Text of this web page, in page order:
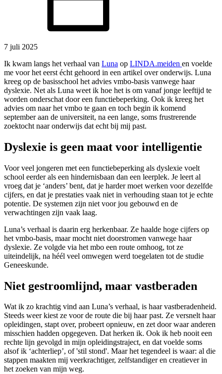
7 juli 2025
Ik kwam langs het verhaal van Luna op LINDA.meiden en voelde
me voor het eerst écht gehoord in een artikel over onderwijs. Luna
kreeg op de basisschool het advies vmbo-basis vanwege haar
dyslexie. Net als Luna weet ik hoe het is om vanaf jonge leeftijd te
worden onderschat door een functiebeperking. Ook ik kreeg het
advies om naar het vmbo te gaan en toch begin ik komend
september aan de universiteit, na een lange, soms frustrerende
zoektocht naar onderwijs dat echt bij mij past.
Dyslexie is geen maat voor intelligentie
Voor veel jongeren met een functiebeperking als dyslexie voelt
school eerder als een hindernisbaan dan een leerplek. Je leert al
vroeg dat je ‘anders’ bent, dat je harder moet werken voor dezelfde
cijfers, en dat je prestaties vaak niet in verhouding staan tot je echte
potentie. De systemen zijn niet voor jou gebouwd en de
verwachtingen zijn vaak laag.
Luna’s verhaal is daarin erg herkenbaar. Ze haalde hoge cijfers op
het vmbo-basis, maar mocht niet doorstromen vanwege haar
dyslexie. Ze volgde via het mbo een route omhoog, tot ze
uiteindelijk, na héél veel omwegen werd toegelaten tot de studie
Geneeskunde.
Niet gestroomlijnd, maar vastberaden
Wat ik zo krachtig vind aan Luna’s verhaal, is haar vastberadenheid.
Steeds weer kiest ze voor de route die bij haar past. Ze versnelt haar
opleidingen, stapt over, probeert opnieuw, en zet door waar anderen
misschien hadden opgegeven. Dat herken ik. Ook ik heb nooit een
rechte lijn gevolgd in mijn opleidingstraject, en dat voelde soms
alsof ik ‘achterliep’, of 'stil stond'. Maar het tegendeel is waar: al die
stappen maakten mij veerkrachtiger, zelfstandiger en creatiever in
het zoeken van mijn weg.